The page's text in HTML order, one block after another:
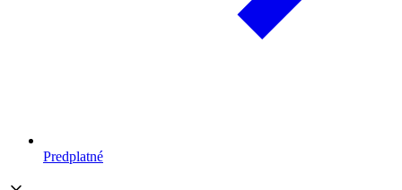
Predplatné